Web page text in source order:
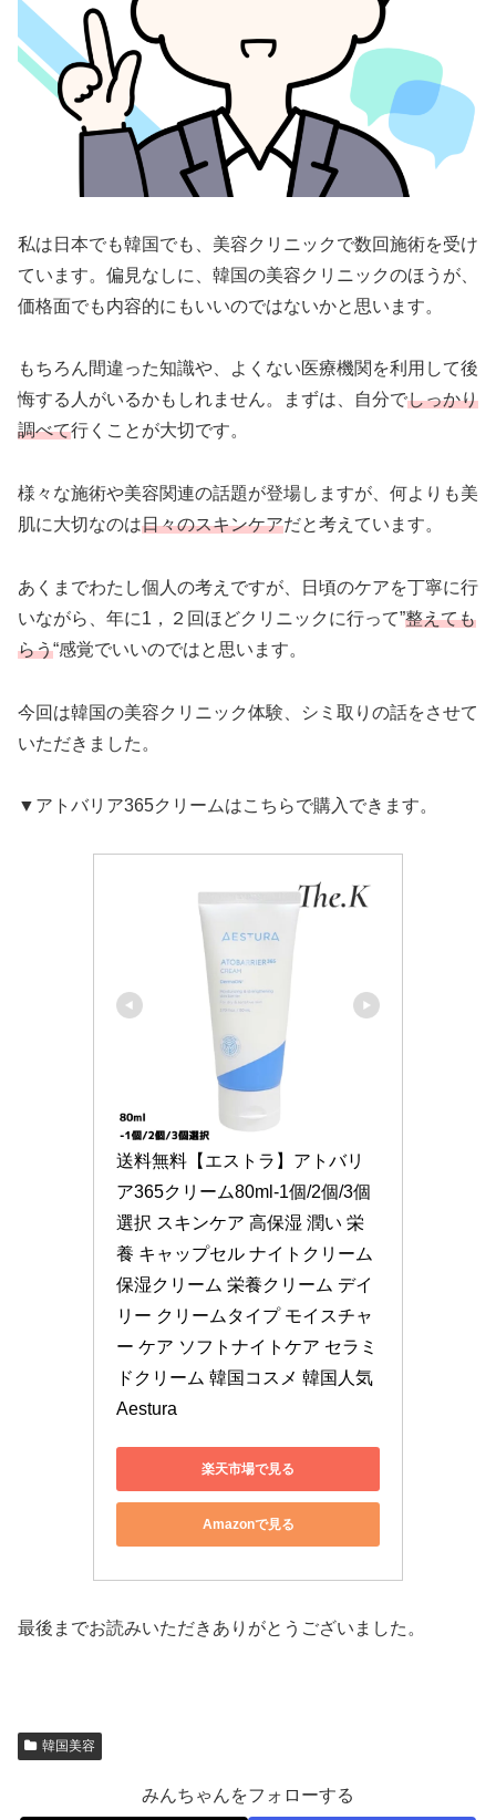
私は日本でも韓国でも、美容クリニックで数回施術を受け
ています。偏見なしに、韓国の美容クリニックのほうが、
価格面でも内容的にもいいのではないかと思います。
もちろん間違った知識や、よくない医療機関を利用して後
悔する人がいるかもしれません。まずは、自分でしっかり
調べて行くことが大切です。
様々な施術や美容関連の話題が登場しますが、何よりも美
肌に大切なのは日々のスキンケアだと考えています。
あくまでわたし個人の考えですが、日頃のケアを丁寧に行
いながら、年に1，２回ほどクリニックに行って”整えても
らう“感覚でいいのではと思います。
今回は韓国の美容クリニック体験、シミ取りの話をさせて
いただきました。
▼アトバリア365クリームはこちらで購入できます。
送料無料【エストラ】アトバリ
ア365クリーム80ml-1個/2個/3個
選択 スキンケア 高保湿 潤い 栄
養 キャップセル ナイトクリーム
保湿クリーム 栄養クリーム デイ
リー クリームタイプ モイスチャ
ー ケア ソフトナイトケア セラミ
ドクリーム 韓国コスメ 韓国人気
Aestura
楽天市場で見る
Amazonで見る
最後までお読みいただきありがとうございました。
韓国美容
みんちゃんをフォローする